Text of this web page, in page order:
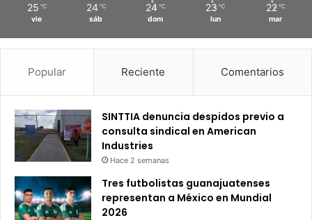
25 ℃
vie
24 ℃
sáb
24 ℃
dom
23 ℃
lun
22 ℃
mar
Popular Reciente Comentarios
SINTTIA denuncia despidos previo a
consulta sindical en American
Industries
Hace 2 semanas
Tres futbolistas guanajuatenses
representan a México en Mundial
2026